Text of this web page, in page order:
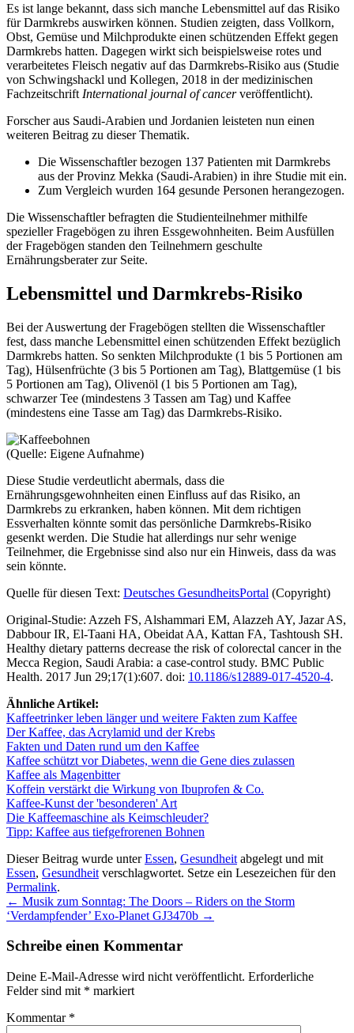
Es ist lange bekannt, dass sich manche Lebensmittel auf das Risiko
für Darmkrebs auswirken können. Studien zeigten, dass Vollkorn,
Obst, Gemüse und Milchprodukte einen schützenden Effekt gegen
Darmkrebs hatten. Dagegen wirkt sich beispielsweise rotes und
verarbeitetes Fleisch negativ auf das Darmkrebs-Risiko aus (Studie
von Schwingshackl und Kollegen, 2018 in der medizinischen
Fachzeitschrift International journal of cancerveröffentlicht).
Forscher aus Saudi-Arabien und Jordanien leisteten nun einen
weiteren Beitrag zu dieser Thematik.
Die Wissenschaftler bezogen 137 Patienten mit Darmkrebs
aus der Provinz Mekka (Saudi-Arabien) in ihre Studie mit ein.
Zum Vergleich wurden 164 gesunde Personen herangezogen.
Die Wissenschaftler befragten die Studienteilnehmer mithilfe
spezieller Fragebögen zu ihren Essgewohnheiten. Beim Ausfüllen
der Fragebögen standen den Teilnehmern geschulte
Ernährungsberater zur Seite.
Lebensmittel und Darmkrebs-Risiko
Bei der Auswertung der Fragebögen stellten die Wissenschaftler
fest, dass manche Lebensmittel einen schützenden Effekt bezüglich
Darmkrebs hatten. So senkten Milchprodukte (1 bis 5 Portionen am
Tag), Hülsenfrüchte (3 bis 5 Portionen am Tag), Blattgemüse (1 bis
5 Portionen am Tag), Olivenöl (1 bis 5 Portionen am Tag),
schwarzer Tee (mindestens 3 Tassen am Tag) und Kaffee
(mindestens eine Tasse am Tag) das Darmkrebs-Risiko.
(Quelle: Eigene Aufnahme)
Diese Studie verdeutlicht abermals, dass die
Ernährungsgewohnheiten einen Einfluss auf das Risiko, an
Darmkrebs zu erkranken, haben können. Mit dem richtigen
Essverhalten könnte somit das persönliche Darmkrebs-Risiko
gesenkt werden. Die Studie hat allerdings nur sehr wenige
Teilnehmer, die Ergebnisse sind also nur ein Hinweis, dass da was
sein könnte.
Quelle für diesen Text: Deutsches GesundheitsPortal (Copyright)
Original-Studie: Azzeh FS, Alshammari EM, Alazzeh AY, Jazar AS,
Dabbour IR, El-Taani HA, Obeidat AA, Kattan FA, Tashtoush SH.
Healthy dietary patterns decrease the risk of colorectal cancer in the
Mecca Region, Saudi Arabia: a case-control study. BMC Public
Health. 2017 Jun 29;17(1):607. doi: 10.1186/s12889-017-4520-4.
Ähnliche Artikel:
Kaffeetrinker leben länger und weitere Fakten zum Kaffee
Der Kaffee, das Acrylamid und der Krebs
Fakten und Daten rund um den Kaffee
Kaffee schützt vor Diabetes, wenn die Gene dies zulassen
Kaffee als Magenbitter
Koffein verstärkt die Wirkung von Ibuprofen & Co.
Kaffee-Kunst der 'besonderen' Art
Die Kaffeemaschine als Keimschleuder?
Tipp: Kaffee aus tiefgefrorenen Bohnen
Dieser Beitrag wurde unterEssen, Gesundheit abgelegt und mit
Essen, Gesundheit verschlagwortet. Setze ein Lesezeichen für den
Permalink.
← Musik zum Sonntag: The Doors – Riders on the Storm
‘Verdampfender’ Exo-Planet GJ3470b →
Schreibe einen Kommentar
Deine E-Mail-Adresse wird nicht veröffentlicht. Erforderliche
Felder sind mit * markiert
Kommentar *